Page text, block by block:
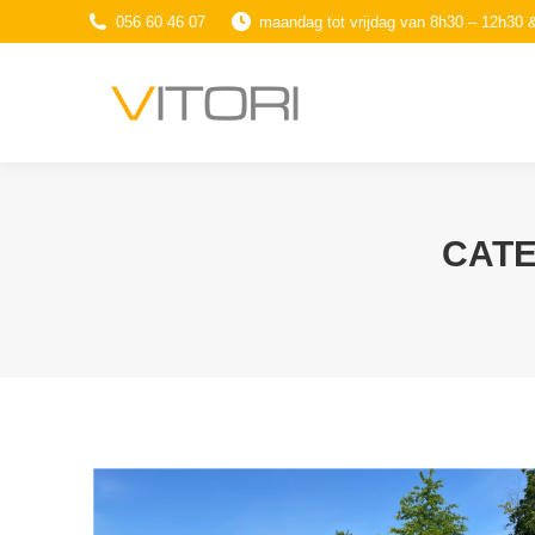
056 60 46 07 maandag tot vrijdag van 8h30 – 12h30